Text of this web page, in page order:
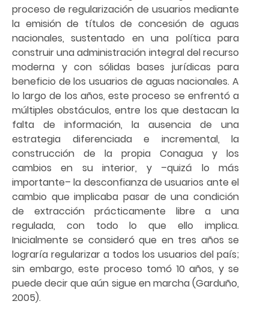
proceso de regularización de usuarios mediante
la emisión de títulos de concesión de aguas
nacionales, sustentado en una política para
construir una administración integral del recurso
moderna y con sólidas bases jurídicas para
beneficio de los usuarios de aguas nacionales. A
lo largo de los años, este proceso se enfrentó a
múltiples obstáculos, entre los que destacan la
falta de información, la ausencia de una
estrategia diferenciada e incremental, la
construcción de la propia Conagua y los
cambios en su interior, y –quizá lo más
importante– la desconfianza de usuarios ante el
cambio que implicaba pasar de una condición
de extracción prácticamente libre a una
regulada, con todo lo que ello implica.
Inicialmente se consideró que en tres años se
lograría regularizar a todos los usuarios del país;
sin embargo, este proceso tomó 10 años, y se
puede decir que aún sigue en marcha (Garduño,
2005).